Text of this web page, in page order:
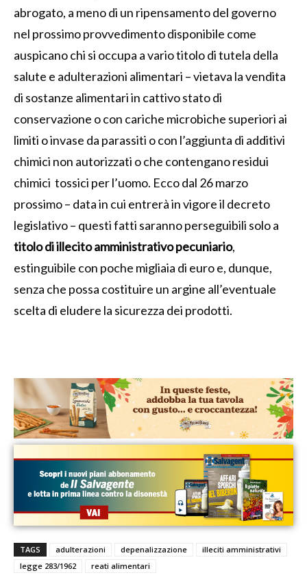
abrogato, a meno di un ripensamento del governo
nel prossimo provvedimento disponibile come
auspicano chi si occupa a vario titolo di tutela della
salute e adulterazioni alimentari – vietava la vendita
di sostanze alimentari in cattivo stato di
conservazione o con cariche microbiche superiori ai
limiti o invase da parassiti o con l’aggiunta di additivi
chimici non autorizzati o che contengano residui
chimici tossici per l’uomo. Ecco dal 26 marzo
prossimo – data in cui entrerà in vigore il decreto
legislativo – questi fatti saranno perseguibili solo a
titolo di illecito amministrativo pecuniario,
estinguibile con poche migliaia di euro e, dunque,
senza che possa costituire un argine all’eventuale
scelta di eludere la sicurezza dei prodotti.
TAGS adulterazioni depenalizzazione
illeciti amministrativi
legge 283/1962
reati alimentari